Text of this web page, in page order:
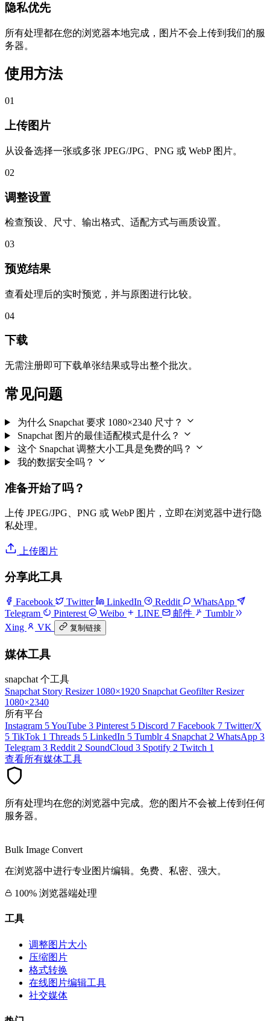
隐私优先
所有处理都在您的浏览器本地完成，图片不会上传到我们的服
务器。
使用方法
01
上传图片
从设备选择一张或多张 JPEG/JPG、PNG 或 WebP 图片。
02
调整设置
检查预设、尺寸、输出格式、适配方式与画质设置。
03
预览结果
查看处理后的实时预览，并与原图进行比较。
04
下载
无需注册即可下载单张结果或导出整个批次。
常见问题
为什么 Snapchat 要求 1080×2340 尺寸？
Snapchat 图片的最佳适配模式是什么？
这个 Snapchat 调整大小工具是免费的吗？
我的数据安全吗？
准备开始了吗？
上传 JPEG/JPG、PNG 或 WebP 图片，立即在浏览器中进行隐
私处理。
上传图片
分享此工具
Facebook Twitter LinkedIn Reddit
WhatsApp
Telegram
Pinterest Weibo LINE 邮件
Tumblr
Xing
VK 复制链接
媒体工具
snapchat 个工具
Snapchat Story Resizer 1080×1920 Snapchat Geofilter Resizer
1080×2340
所有平台
Instagram 5YouTube 3 Pinterest 5 Discord 7 Facebook 7 Twitter/X
5 TikTok 1 Threads 5 LinkedIn 5 Tumblr 4 Snapchat 2 WhatsApp 3
Telegram 3 Reddit 2 SoundCloud 3 Spotify 2 Twitch 1
查看所有媒体工具
所有处理均在您的浏览器中完成。您的图片不会被上传到任何
服务器。
Bulk Image Convert
在浏览器中进行专业图片编辑。免费、私密、强大。
100% 浏览器端处理
工具
调整图片大小
压缩图片
格式转换
在线图片编辑工具
社交媒体